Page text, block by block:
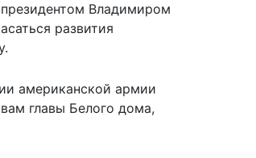
Владимиром
развития
американской армии
главы Белого дома,